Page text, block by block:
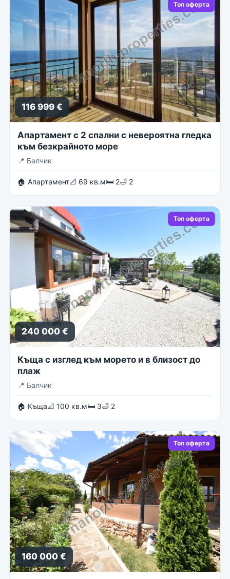
Топ оферта
116 999 €
Апартамент с 2 спални с невероятна гледка
към безкрайното море
📍 Балчик
🏠 Апартамент📐 69 кв.м🛏 2🛁 2
Топ оферта
240 000 €
Къща с изглед към морето и в близост до
плаж
📍 Балчик
🏠 Къща📐 100 кв.м🛏 3🛁 2
Топ оферта
160 000 €